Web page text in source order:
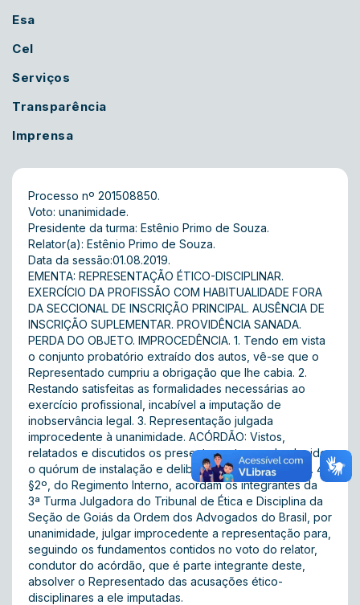
Esa
Cel
Serviços
Transparência
Imprensa
Processo nº 201508850.
Voto: unanimidade.
Presidente da turma: Estênio Primo de Souza.
Relator(a): Estênio Primo de Souza.
Data da sessão:01.08.2019.
EMENTA: REPRESENTAÇÃO ÉTICO-DISCIPLINAR.
EXERCÍCIO DA PROFISSÃO COM HABITUALIDADE FORA
DA SECCIONAL DE INSCRIÇÃO PRINCIPAL. AUSÊNCIA DE
INSCRIÇÃO SUPLEMENTAR. PROVIDÊNCIA SANADA.
PERDA DO OBJETO. IMPROCEDÊNCIA. 1. Tendo em vista
o conjunto probatório extraído dos autos, vê-se que o
Representado cumpriu a obrigação que lhe cabia. 2.
Restando satisfeitas as formalidades necessárias ao
exercício profissional, incabível a imputação de
inobservância legal. 3. Representação julgada
improcedente à unanimidade. ACÓRDÃO: Vistos,
relatados e discutidos os presentes autos, e obedecido
o quórum de instalação e deliberação previsto no art. 41,
§2º, do Regimento Interno, acordam os integrantes da
3ª Turma Julgadora do Tribunal de Ética e Disciplina da
Seção de Goiás da Ordem dos Advogados do Brasil, por
unanimidade, julgar improcedente a representação para,
seguindo os fundamentos contidos no voto do relator,
condutor do acórdão, que é parte integrante deste,
absolver o Representado das acusações ético-
disciplinares a ele imputadas.